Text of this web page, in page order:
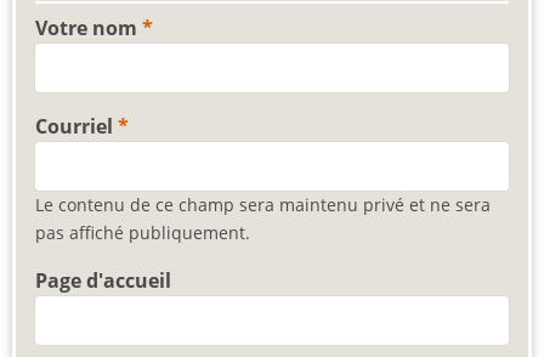
Votre nom
Courriel
Le contenu de ce champ sera maintenu privé et ne sera
pas affiché publiquement.
Page d'accueil